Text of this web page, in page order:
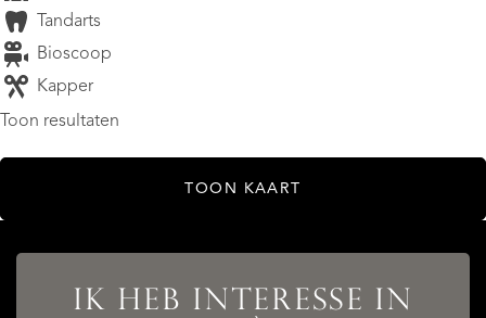
Tandarts
Bioscoop
Kapper
Toon resultaten
TOON KAART
IK HEB INTERESSE IN